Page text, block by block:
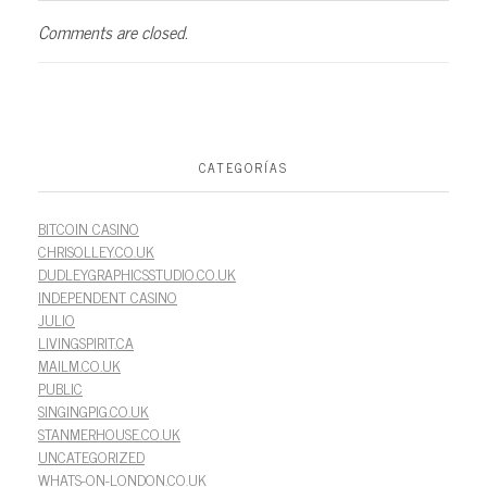
Comments are closed.
CATEGORÍAS
BITCOIN CASINO
CHRISOLLEY.CO.UK
DUDLEYGRAPHICSSTUDIO.CO.UK
INDEPENDENT CASINO
JULIO
LIVINGSPIRIT.CA
MAILM.CO.UK
PUBLIC
SINGINGPIG.CO.UK
STANMERHOUSE.CO.UK
UNCATEGORIZED
WHATS-ON-LONDON.CO.UK